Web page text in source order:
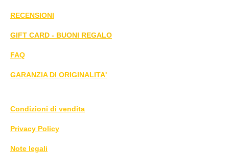
RECENSIONI
GIFT CARD - BUONI REGALO
FAQ
GARANZIA DI ORIGINALITA'
Condizioni di vendita
Privacy Policy
Note legali